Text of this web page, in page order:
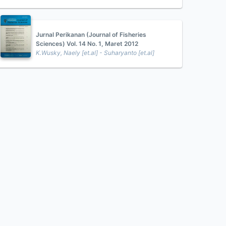
Jurnal Perikanan (Journal of Fisheries
Sciences) Vol. 14 No. 1, Maret 2012
K.Wusky, Naely [et.al] - Suharyanto [et.al]